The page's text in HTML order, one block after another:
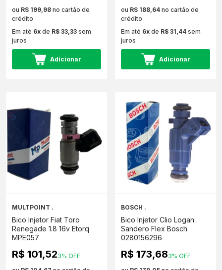
ou R$ 199,98 no cartão de
crédito
Em até 6x de R$ 33,33 sem
juros
Adicionar
ou R$ 188,64 no cartão de
crédito
Em até 6x de R$ 31,44 sem
juros
Adicionar
MULTPOINT .
Bico Injetor Fiat Toro
Renegade 1.8 16v Etorq
MPE057
R$ 101,523% OFF
BOSCH .
Bico Injetor Clio Logan
Sandero Flex Bosch
0280156296
R$ 173,683% OFF